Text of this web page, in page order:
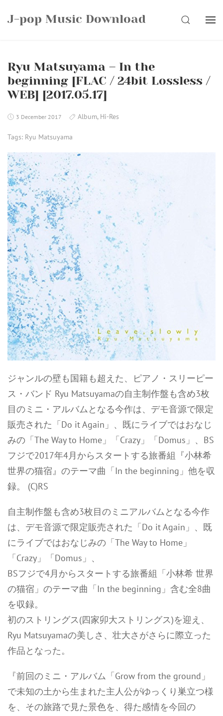
J-pop Music Download SEARCH
Ryu Matsuyama – In the
beginning [FLAC / 24bit Lossless /
WEB] [2017.05.17]
3 December 2017 Album, Hi-Res
Tags: Ryu Matsuyama
ジャンルの壁も国籍も超えた、ピアノ・スリーピー
ス・バンド Ryu Matsuyamaの自主制作盤も含め3枚
目のミニ・アルバムとなる今作は、デモ音源で限定
販売された「Do it Again」、既にライブではおなじ
みの「The Way to Home」「Crazy」「Domus」、BS
フジで2017年4月からスタートする旅番組『小林希
世界の猫宿』のテーマ曲「In the beginning」他を収
録。 (C)RS
自主制作盤も含め3枚目のミニアルバムとなる今作
は、デモ音源で限定販売された「Do it Again」、既
にライブではおなじみの「The Way to Home」
「Crazy」「Domus」、
BSフジで4月からスタートする旅番組「小林希 世界
の猫宿」のテーマ曲「In the beginning」含む全8曲
を収録。
初のストリングス(四家卯大ストリングス)を迎え、
Ryu Matsuyamaの美しさ、壮大さがさらに際立った
作品となった。
『前回のミニ・アルバム「Grow from the ground」
で未知の土から生まれた主人公がゆっくり巣立つ様
を、その旅路で見た景色を、得た感情を今回の